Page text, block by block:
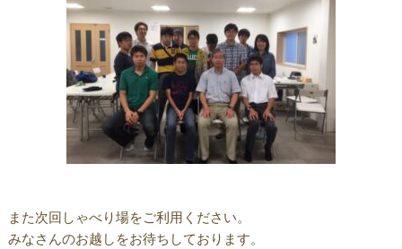
また次回しゃべり場をご利用ください。
みなさんのお越しをお待ちしております。